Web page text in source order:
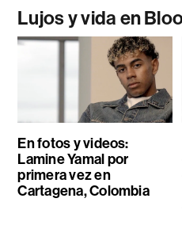
Lujos y vida en
En fotos y videos:
Lamine Yamal por
primera vez en
Cartagena, Colombia